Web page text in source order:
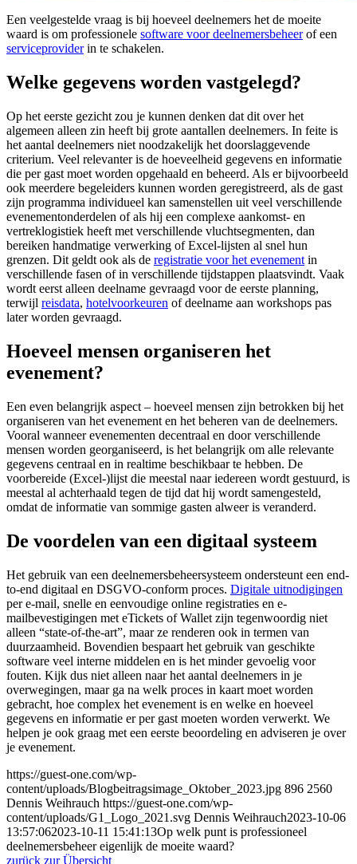
Een veelgestelde vraag is bij hoeveel deelnemers het de moeite
waard is om professionele software voor deelnemersbeheerof een
serviceproviderin te schakelen.
Welke gegevens worden vastgelegd?
Op het eerste gezicht zou je kunnen denken dat dit over het
algemeen alleen zin heeft bij grote aantallen deelnemers. In feite is
het aantal deelnemers niet noodzakelijk het doorslaggevende
criterium. Veel relevanter is de hoeveelheid gegevens en informatie
die per gast moet worden opgehaald en beheerd. Als er bijvoorbeeld
ook meerdere begeleiders kunnen worden geregistreerd, als de gast
zijn programma individueel kan samenstellen uit veel verschillende
evenementonderdelen of als hij een complexe aankomst- en
vertreklogistiek heeft met verschillende vluchtsegmenten, dan
bereiken handmatige verwerking of Excel-lijsten al snel hun
grenzen. Dit geldt ook als de registratie voor het evenement in
verschillende fasen of in verschillende tijdstappen plaatsvindt. Vaak
wordt eerst alleen deelname gevraagd voor de eerste planning,
terwijl reisdata, hotelvoorkeuren of deelname aan workshops pas
later worden gevraagd.
Hoeveel mensen organiseren het
evenement?
Een even belangrijk aspect – hoeveel mensen zijn betrokken bij het
organiseren van het evenement en het beheren van de deelnemers.
Vooral wanneer evenementen decentraal en door verschillende
mensen worden georganiseerd, is het belangrijk om alle relevante
gegevens centraal en in realtime beschikbaar te hebben. De
voorbereide (Excel-)lijst die meestal naar iedereen wordt gestuurd, is
meestal al achterhaald tegen de tijd dat hij wordt samengesteld,
omdat de informatie van sommige gasten alweer is veranderd.
De voordelen van een digitaal systeem
Het gebruik van een deelnemersbeheersysteem ondersteunt een end-
to-end digitaal en DSGVO-conform proces. Digitale uitnodigingen
per e-mail, snelle en eenvoudige online registraties en e-
mailbevestigingen met eTickets of Wallet zijn tegenwoordig niet
alleen “state-of-the-art”, maar ze renderen ook in termen van
duurzaamheid. Bovendien bespaart het gebruik van geschikte
software veel interne middelen en is het minder gevoelig voor
fouten. Kijk dus niet alleen naar het aantal deelnemers in je
overwegingen, maar ga na welk proces in kaart moet worden
gebracht, hoe complex het evenement is en welke en hoeveel
gegevens en informatie er per gast moeten worden verwerkt. We
helpen je ook graag met een eerste beoordeling en adviseren je over
je evenement.
https://guest-one.com/wp-
content/uploads/Blogbeitragsimage_Oktober_2023.jpg 896 2560
Dennis Weihrauch https://guest-one.com/wp-
content/uploads/G1_Logo_2021.svg Dennis Weihrauch2023-10-06
13:57:062023-10-11 15:41:13Op welk punt is professioneel
deelnemersbeheer eigenlijk de moeite waard?
zurück zur Übersicht